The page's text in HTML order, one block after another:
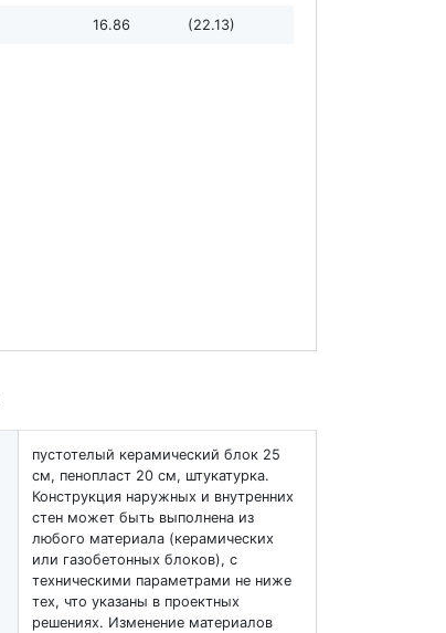
16.86 (22.13)
пустотелый керамический блок 25
см, пенопласт 20 см, штукатурка.
Конструкция наружных и внутренних
стен может быть выполнена из
любого материала (керамических
или газобетонных блоков), с
техническими параметрами не ниже
тех, что указаны в проектных
решениях. Изменение материалов